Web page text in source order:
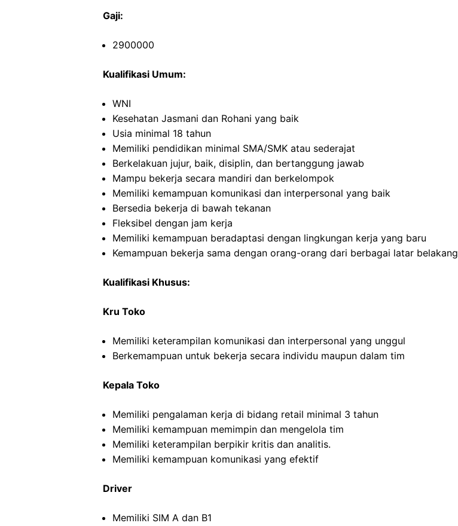
Gaji:
2900000
Kualifikasi Umum:
WNI
Kesehatan Jasmani dan Rohani yang baik
Usia minimal 18 tahun
Memiliki pendidikan minimal SMA/SMK atau sederajat
Berkelakuan jujur, baik, disiplin, dan bertanggung jawab
Mampu bekerja secara mandiri dan berkelompok
Memiliki kemampuan komunikasi dan interpersonal yang baik
Bersedia bekerja di bawah tekanan
Fleksibel dengan jam kerja
Memiliki kemampuan beradaptasi dengan lingkungan kerja yang baru
Kemampuan bekerja sama dengan orang-orang dari berbagai latar belakang
Kualifikasi Khusus:
Kru Toko
Memiliki keterampilan komunikasi dan interpersonal yang unggul
Berkemampuan untuk bekerja secara individu maupun dalam tim
Kepala Toko
Memiliki pengalaman kerja di bidang retail minimal 3 tahun
Memiliki kemampuan memimpin dan mengelola tim
Memiliki keterampilan berpikir kritis dan analitis.
Memiliki kemampuan komunikasi yang efektif
Driver
Memiliki SIM A dan B1